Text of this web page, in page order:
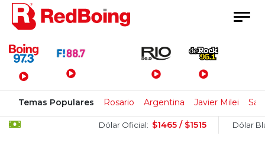
Menú Principal
Temas Populares Rosario Argentina Javier Milei
Dólar Oficial: $1465 / $1515 Dólar Blue: